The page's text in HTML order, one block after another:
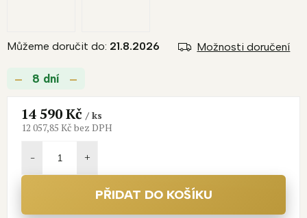
8 dní
Můžeme doručit do: 21.8.2026 Možnosti doručení
14 590 Kč/ ks
12 057,85 Kč bez DPH
PŘIDAT DO KOŠÍKU